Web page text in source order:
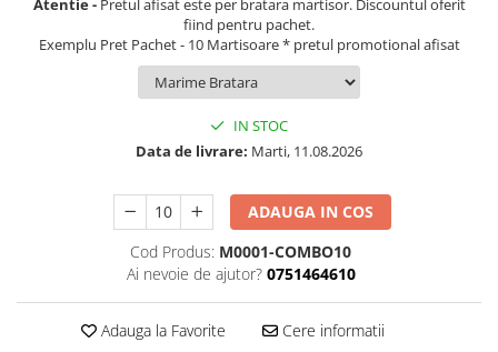
Atentie - Pretul afisat este per bratara martisor. Discountul oferit
fiind pentru pachet.
Exemplu Pret Pachet - 10 Martisoare * pretul promotional afisat
IN STOC
Data de livrare: Marti, 11.08.2026
ADAUGA IN COS
Cod Produs: M0001-COMBO10
Ai nevoie de ajutor? 0751464610
Adauga la Favorite Cere informatii